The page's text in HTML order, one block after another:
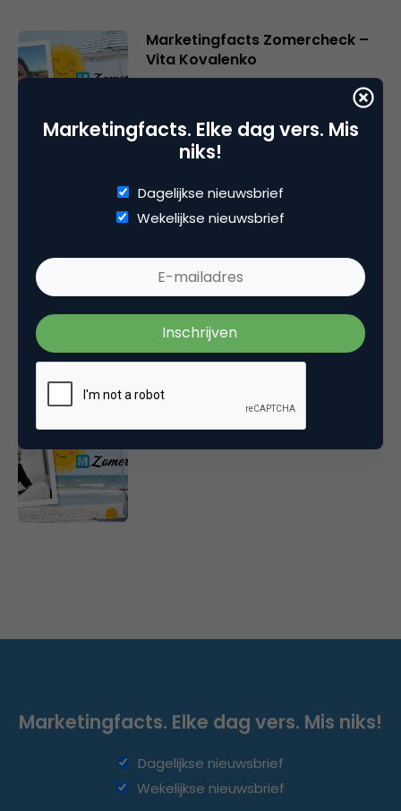
Marketingfacts Zomercheck –
Vita Kovalenko
Durk Bosma
Online casino’s krijgen nieuwe
vergunning: wat verandert er?
Marketingfacts. Elke dag vers. Mis
niks!
Dagelijkse nieuwsbrief
Wekelijkse nieuwsbrief
Marketingfacts. Elke dag vers. Mis niks!
Dagelijkse nieuwsbrief
Wekelijkse nieuwsbrief